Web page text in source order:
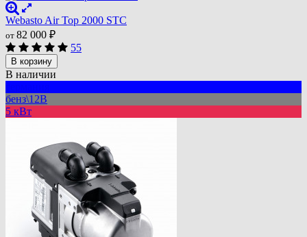
Webasto Air Top 2000 STC
от 82 000 ₽
55
В корзину
В наличии
бенз\12В
5 кВт